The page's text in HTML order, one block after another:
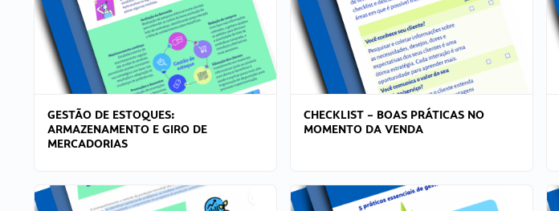
GESTÃO DE ESTOQUES:
ARMAZENAMENTO E GIRO DE
MERCADORIAS
CHECKLIST – BOAS PRÁTICAS NO
MOMENTO DA VENDA